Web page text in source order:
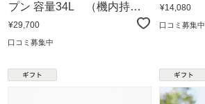
プン 容量34L （機内持ち
込みサイズ）
¥29,700
口コミ募集中
¥14,080
口コミ募集中